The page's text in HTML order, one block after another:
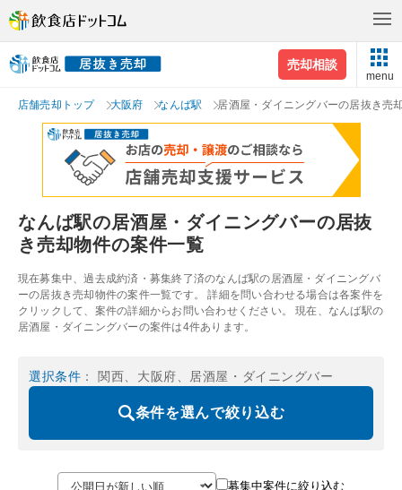
売却相談
menu
店舗売却トップ 大阪府 なんば駅 居酒屋・ダイニングバーの居抜き売
なんば駅の居酒屋・ダイニングバーの居抜
き売却物件の案件一覧
現在募集中、過去成約済・募集終了済のなんば駅の居酒屋・ダイニングバ
ーの居抜き売却物件の案件一覧です。 詳細を問い合わせる場合は各案件を
クリックして、案件の詳細からお問い合わせください。 現在、なんば駅の
居酒屋・ダイニングバーの案件は4件あります。
選択条件 ： 関西、大阪府、居酒屋・ダイニングバー
条件を選んで絞り込む
募集中案件に絞り込む